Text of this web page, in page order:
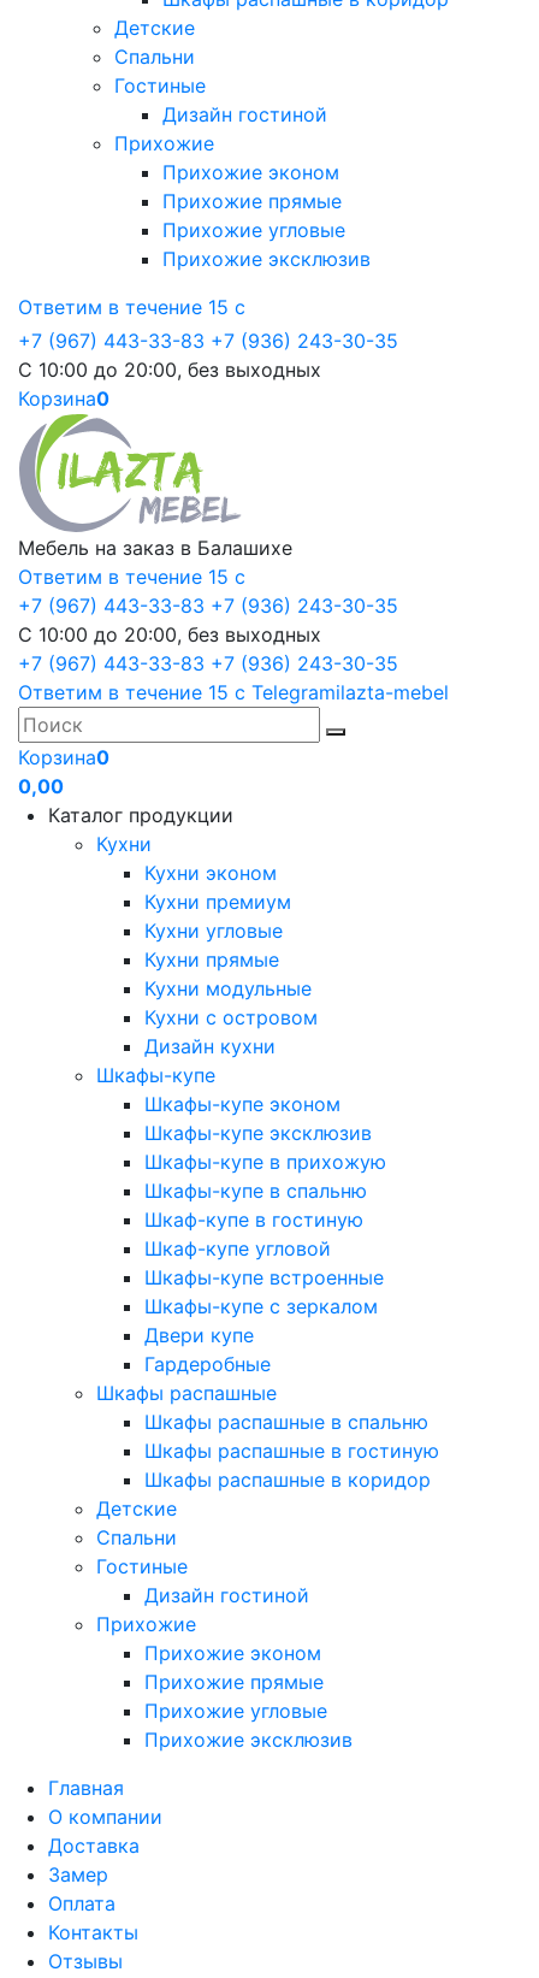
Детские
Спальни
Гостиные
Дизайн гостиной
Прихожие
Прихожие эконом
Прихожие прямые
Прихожие угловые
Прихожие эксклюзив
Ответим в течение 15 с
+7 (967) 443-33-83 +7 (936) 243-30-35
С 10:00 до 20:00, без выходных
Корзина0
Мебель на заказ в Балашихе
Ответим в течение 15 с
+7 (967) 443-33-83 +7 (936) 243-30-35
С 10:00 до 20:00, без выходных
+7 (967) 443-33-83 +7 (936) 243-30-35
Ответим в течение 15 с Telegramilazta-mebel
Корзина0
0,00
Каталог продукции
Кухни
Кухни эконом
Кухни премиум
Кухни угловые
Кухни прямые
Кухни модульные
Кухни с островом
Дизайн кухни
Шкафы-купе
Шкафы-купе эконом
Шкафы-купе эксклюзив
Шкафы-купе в прихожую
Шкафы-купе в спальню
Шкаф-купе в гостиную
Шкаф-купе угловой
Шкафы-купе встроенные
Шкафы-купе с зеркалом
Двери купе
Гардеробные
Шкафы распашные
Шкафы распашные в спальню
Шкафы распашные в гостиную
Шкафы распашные в коридор
Детские
Спальни
Гостиные
Дизайн гостиной
Прихожие
Прихожие эконом
Прихожие прямые
Прихожие угловые
Прихожие эксклюзив
Главная
О компании
Доставка
Замер
Оплата
Контакты
Отзывы